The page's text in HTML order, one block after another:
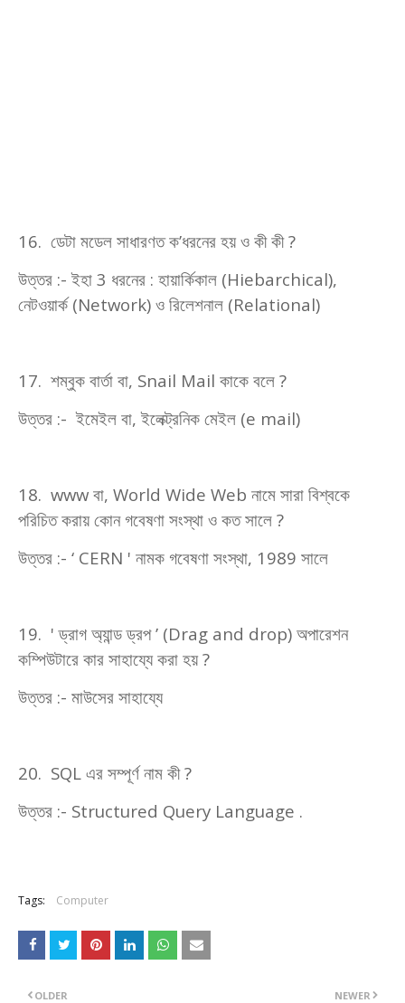
16. ডেটা মডেল সাধারণত ক’ধরনের হয় ও কী কী?
উত্তর :- ইহা 3 ধরনের : হায়ার্কিকাল (Hiebarchical),
নেটওয়ার্ক (Network) ও রিলেশনাল (Relational)
17. শম্বুক বার্তা বা, Snail Mail কাকে বলে ?
উত্তর :- ইমেইল বা,ইলেক্ট্রনিক মেইল (e mail)
18. www বা, World Wide Web নামে সারা বিশ্বকে
পরিচিত করায় কোন গবেষণা সংস্থা ও কত সালে ?
উত্তর :- ‘ CERN ' নামক গবেষণা সংস্থা, 1989 সালে
19. 'ড্রাগ অ্যান্ড ড্রপ ’ (Drag and drop) অপারেশন
কম্পিউটারে কার সাহায্যে করা হয় ?
উত্তর :- মাউসের সাহায্যে
20. SQL এর সম্পূর্ণ নাম কী?
উত্তর :- Structured Query Language .
Tags: Computer
NEWER
OLDER